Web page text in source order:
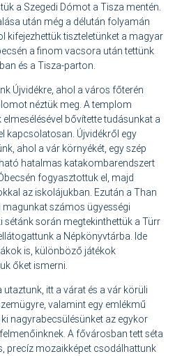
a Szegedi Dómot a Tisza mentén.
után még a délután folyamán
kifejezhettük tiszteletünket a magyar
a finom vacsora után tettünk
és a Tisza-parton.
Újvidékre, ahol a város főterén
néztük meg. A templom
bővítette tudásunkat a
kapcsolatosan. Újvidékről egy
ahol a vár környékét, egy szép
hatalmas katakombarendszert
fogyasztottuk el, majd
az iskolájukban. Ezután a Than
számos ügyességi
sétánk során megtekinthettük a Türr
a Népkönyvtárba. Ide
is, különböző játékok
őket ismerni.
itt a várat és a vár körüli
valamint egy emlékmű
nagyrabecsülésünket az egykor
A fővárosban tett séta
precíz mozaikképet csodálhattunk